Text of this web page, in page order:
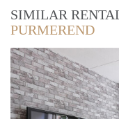
SIMILAR
PURMEREND